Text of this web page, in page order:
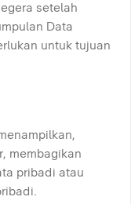
setelah
Data
untuk tujuan
membagikan
pribadi atau